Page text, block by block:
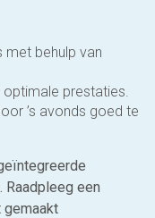
met behulp van
prestaties.
’s avonds goed te
Raadpleeg een